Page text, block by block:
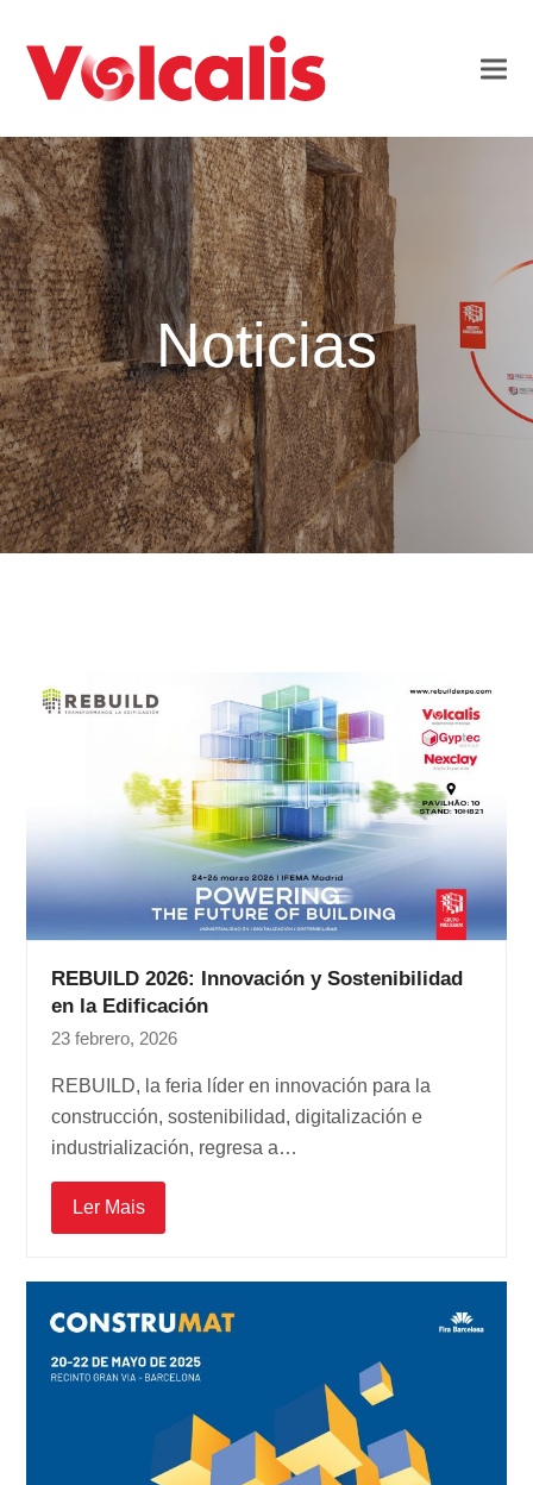
Noticias
REBUILD 2026: Innovación y Sostenibilidad
en la Edificación
23 febrero, 2026
REBUILD, la feria líder en innovación para la
construcción, sostenibilidad, digitalización e
industrialización, regresa a…
Ler Mais